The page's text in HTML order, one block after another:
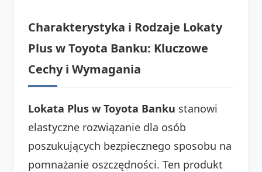
Charakterystyka i Rodzaje Lokaty
Plus w Toyota Banku: Kluczowe
Cechy i Wymagania
Lokata Plus w Toyota Banku stanowi
elastyczne rozwiązanie dla osób
poszukujących bezpiecznego sposobu na
pomnażanie oszczędności. Ten produkt